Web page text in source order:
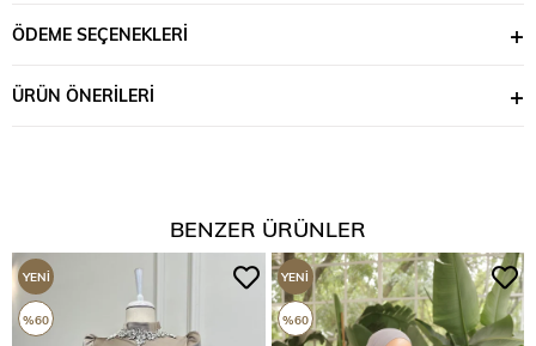
ÖDEME SEÇENEKLERI
ÜRÜN ÖNERILERI
BENZER ÜRÜNLER
YENI
ÜRÜN
%60
YENI
ÜRÜN
%60